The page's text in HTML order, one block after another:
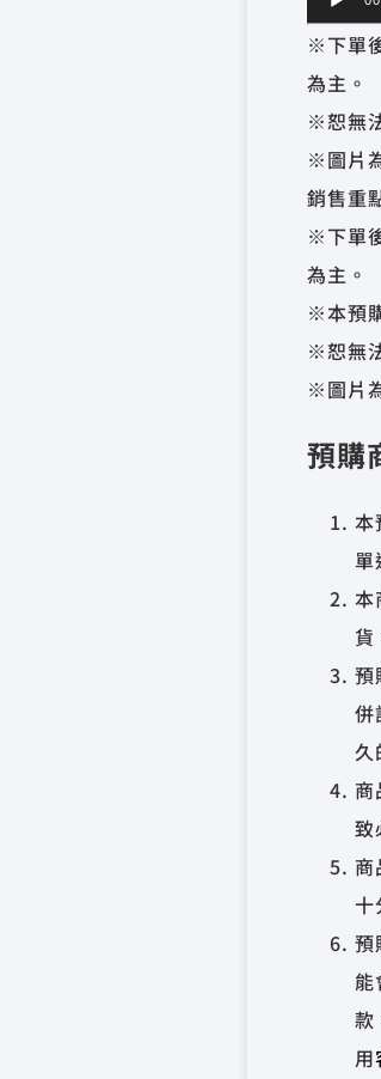
※下單
為主。
※恕無
※圖片
銷售重
※下單
為主。
※本預
※恕無
※圖片
預購
本
單
本
貨
預
併
久
致
商
十
預
款
用